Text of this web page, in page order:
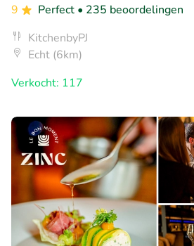
9
Perfect • 235 beoordelingen
KitchenbyPJ
Echt (6km)
Verkocht: 117